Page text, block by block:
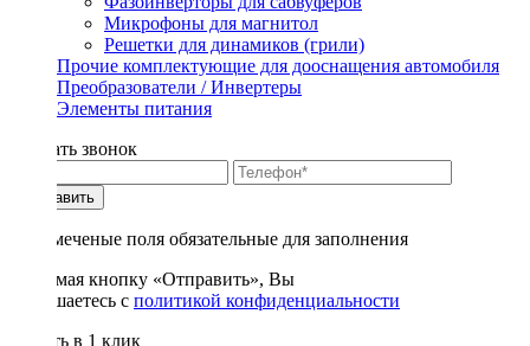
Микрофоны для магнитол
Решетки для динамиков (грили)
Прочие комплектующие для дооснащения автомобиля
Преобразователи / Инвертеры
Элементы питания
Заказать звонок
Отправить
* - отмеченые поля обязательные для заполнения
Нажимая кнопку «Отправить», Вы
соглашаетесь с политикой конфиденциальности
Купить в 1 клик